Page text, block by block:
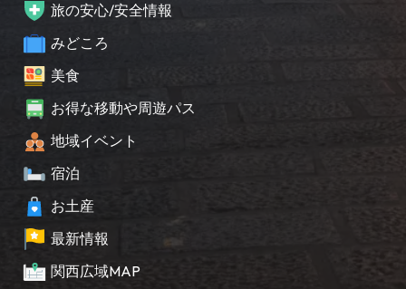
旅の安心/安全情報
みどころ
美食
お得な移動や周遊パス
地域イベント
宿泊
お土産
最新情報
関西広域MAP